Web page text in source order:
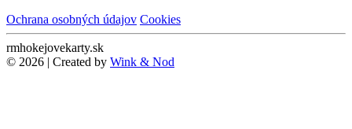
Ochrana osobných údajov Cookies
rmhokejovekarty.sk
© 2026 | Created by Wink & Nod